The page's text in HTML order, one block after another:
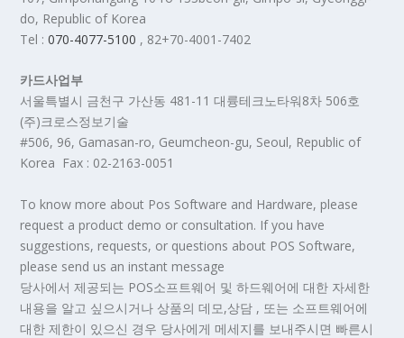
do, Republic of Korea
Tel :070-4077-5100 , 82+70-4001-7402
카드사업부
서울특별시 금천구 가산동 481-11 대륭테크노타워8차 506호
(주)크로스정보기술
#506, 96, Gamasan-ro, Geumcheon-gu, Seoul, Republic of
Korea Fax : 02-2163-0051
To know more about Pos Software and Hardware, please
request a product demo or consultation. If you have
suggestions, requests, or questions about POS Software,
please send us an instant message
당사에서 제공되는 POS소프트웨어 및 하드웨어에 대한 자세한
내용을 알고 싶으시거나 상품의 데모,상담 , 또는 소프트웨어에
대한 제한이 있으신 경우 당사에게 메세지를 보내주시면 빠른시